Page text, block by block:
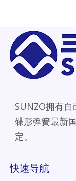
SUNZO拥有自
碟形弹簧最新
定。
快速导航